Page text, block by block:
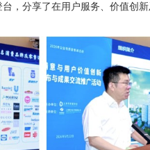
，分享了在用户服务、价值创